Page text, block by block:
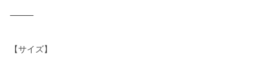
⸻
【サイズ】